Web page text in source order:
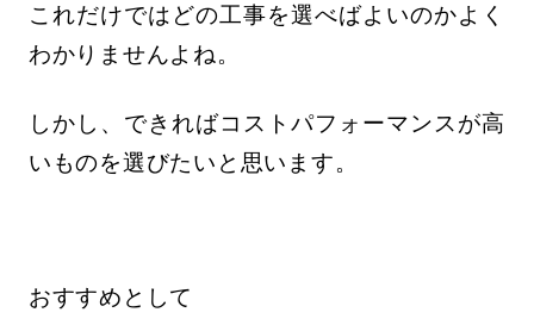
これだけではどの工事を選べばよいのかよく
わかりませんよね。
しかし、できればコストパフォーマンスが高
いものを選びたいと思います。
おすすめとして